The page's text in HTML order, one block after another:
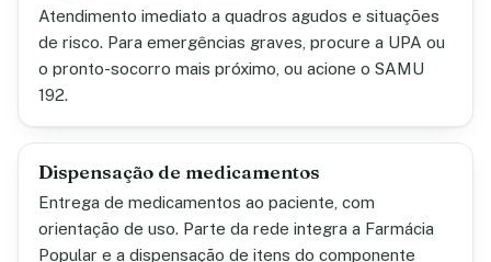
Atendimento imediato a quadros agudos e situações
de risco. Para emergências graves, procure a UPA ou
o pronto-socorro mais próximo, ou acione o SAMU
192.
Dispensação de medicamentos
Entrega de medicamentos ao paciente, com
orientação de uso. Parte da rede integra a Farmácia
Popular e a dispensação de itens do componente